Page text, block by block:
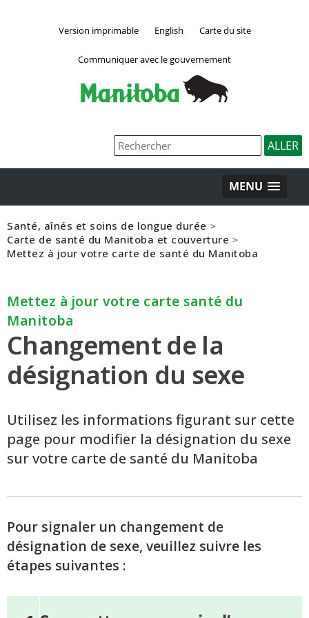
Version imprimable English Carte du site
Communiquer avec le gouvernement
MENU
Santé, aînés et soins de longue durée >
Carte de santé du Manitoba et couverture >
Mettez à jour votre carte de santé du Manitoba
Mettez à jour votre carte santé du
Manitoba
Changement de la
désignation du sexe
Utilisez les informations figurant sur cette
page pour modifier la désignation du sexe
sur votre carte de santé du Manitoba
Pour signaler un changement de
désignation de sexe, veuillez suivre les
étapes suivantes :